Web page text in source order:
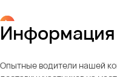
Информация
Опытные водители нашей